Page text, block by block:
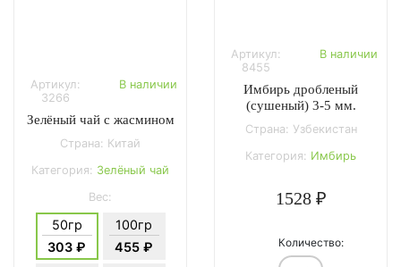
Артикул:
3266
В наличии
Зелёный чай с жасмином
Страна: Китай
Категория: Зелёный чай
Вес:
50гр
303 ₽
100гр
455 ₽
Артикул:
8455
В наличии
Имбирь дробленый
(сушеный) 3-5 мм.
Страна: Узбекистан
Категория: Имбирь
1528 ₽
Количество: